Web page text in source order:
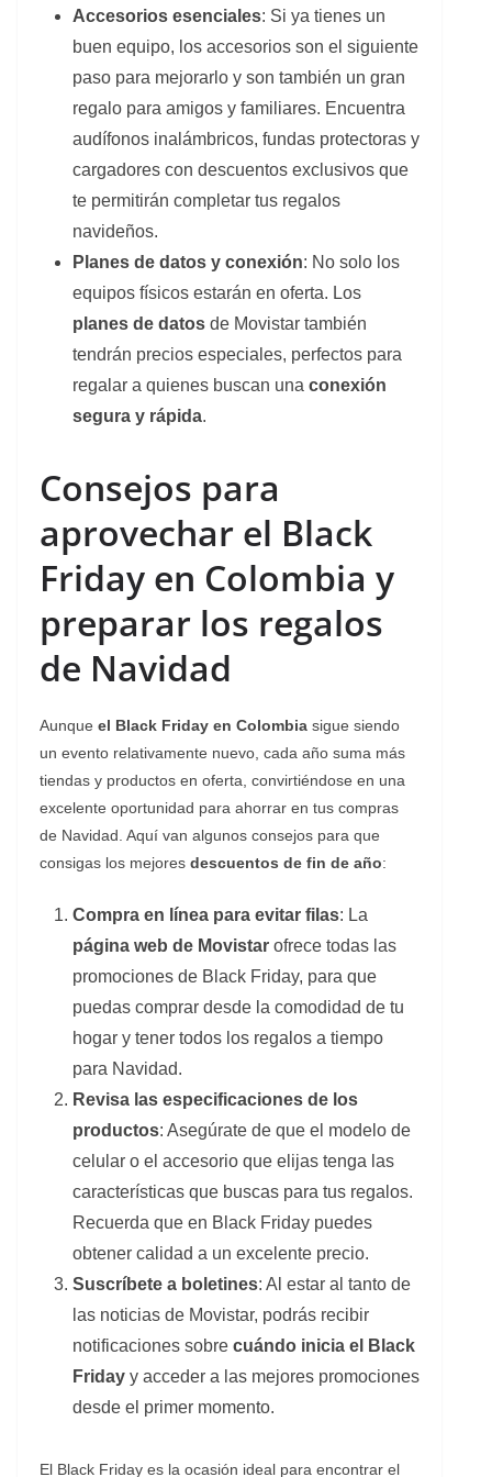
Accesorios esenciales: Si ya tienes un
buen equipo, los accesorios son el siguiente
paso para mejorarlo y son también un gran
regalo para amigos y familiares. Encuentra
audífonos inalámbricos, fundas protectoras y
cargadores con descuentos exclusivos que
te permitirán completar tus regalos
navideños.
Planes de datos y conexión: No solo los
equipos físicos estarán en oferta. Los
planes de datos de Movistar también
tendrán precios especiales, perfectos para
regalar a quienes buscan una conexión
segura y rápida.
Consejos para
aprovechar el Black
Friday en Colombia y
preparar los regalos
de Navidad
Aunque el Black Friday en Colombia sigue siendo
un evento relativamente nuevo, cada año suma más
tiendas y productos en oferta, convirtiéndose en una
excelente oportunidad para ahorrar en tus compras
de Navidad. Aquí van algunos consejos para que
consigas los mejores descuentos de fin de año:
Compra en línea para evitar filas: La
página web de Movistar ofrece todas las
promociones de Black Friday, para que
puedas comprar desde la comodidad de tu
hogar y tener todos los regalos a tiempo
para Navidad.
Revisa las especificaciones de los
productos: Asegúrate de que el modelo de
celular o el accesorio que elijas tenga las
características que buscas para tus regalos.
Recuerda que en Black Friday puedes
obtener calidad a un excelente precio.
Suscríbete a boletines: Al estar al tanto de
las noticias de Movistar, podrás recibir
notificaciones sobre cuándo inicia el Black
Friday y acceder a las mejores promociones
desde el primer momento.
El Black Friday es la ocasión ideal para encontrar el